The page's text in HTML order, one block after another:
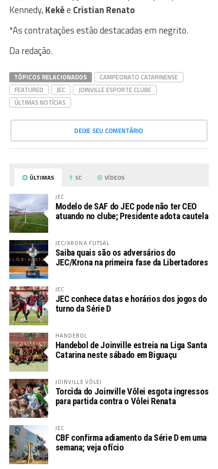
Kennedy, Kekée Cristian Renato
*As contratações estão destacadas em negrito.
Da redação.
TÓPICOS RELACIONADOS
CAMPEONATO CATARINENSE
FEATURED
JEC
JOINVILLE ESPORTE CLUBE
ÚLTIMAS NOTÍCIAS
DEIXE SEU COMENTÁRIO
ÚLTIMAS SC VÍDEOS
JEC
Modelo de SAF do JEC pode não ter CEO
atuando no clube; Presidente adota cautela
JEC/KRONA FUTSAL
Saiba quais são os adversários do
JEC/Krona na primeira fase da Libertadores
JEC
JEC conhece datas e horários dos jogos do
turno da Série D
HANDEBOL
Handebol de Joinville estreia na Liga Santa
Catarina neste sábado em Biguaçu
JOINVILLE VÔLEI
Torcida do Joinville Vôlei esgota ingressos
para partida contra o Vôlei Renata
JEC
CBF confirma adiamento da Série D em uma
semana; veja ofício